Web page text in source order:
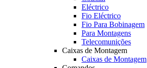
Eléctrico
Fio Eléctrico
Fio Para Bobinagem
Para Montagens
Telecomunições
Caixas de Montagem
Caixas de Montagem